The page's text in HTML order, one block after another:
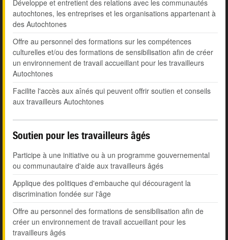
Développe et entretient des relations avec les communautés
autochtones, les entreprises et les organisations appartenant à
des Autochtones
Offre au personnel des formations sur les compétences
culturelles et/ou des formations de sensibilisation afin de créer
un environnement de travail accueillant pour les travailleurs
Autochtones
Facilite l'accès aux aînés qui peuvent offrir soutien et conseils
aux travailleurs Autochtones
Soutien pour les travailleurs âgés
Participe à une initiative ou à un programme gouvernemental
ou communautaire d'aide aux travailleurs âgés
Applique des politiques d'embauche qui découragent la
discrimination fondée sur l'âge
Offre au personnel des formations de sensibilisation afin de
créer un environnement de travail accueillant pour les
travailleurs âgés